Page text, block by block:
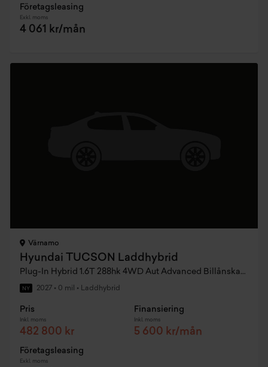
Företagsleasing
Exkl. moms
4 061 kr/mån
Värnamo
Hyundai TUCSON Laddhybrid
Plug-In Hybrid 1.6T 288hk 4WD Aut Advanced Billånskampanj
NY 2027 • 0 mil • Laddhybrid
Pris
Inkl. moms
482 800 kr
Finansiering
Inkl. moms
5 600 kr/mån
Företagsleasing
Exkl. moms